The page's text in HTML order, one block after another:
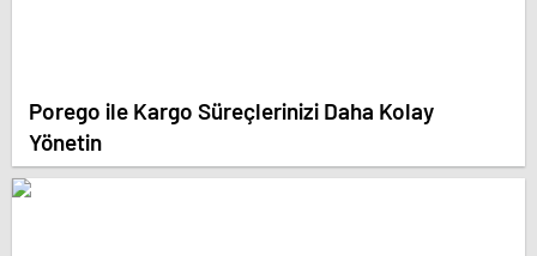
Porego ile Kargo Süreçlerinizi Daha Kolay
Yönetin